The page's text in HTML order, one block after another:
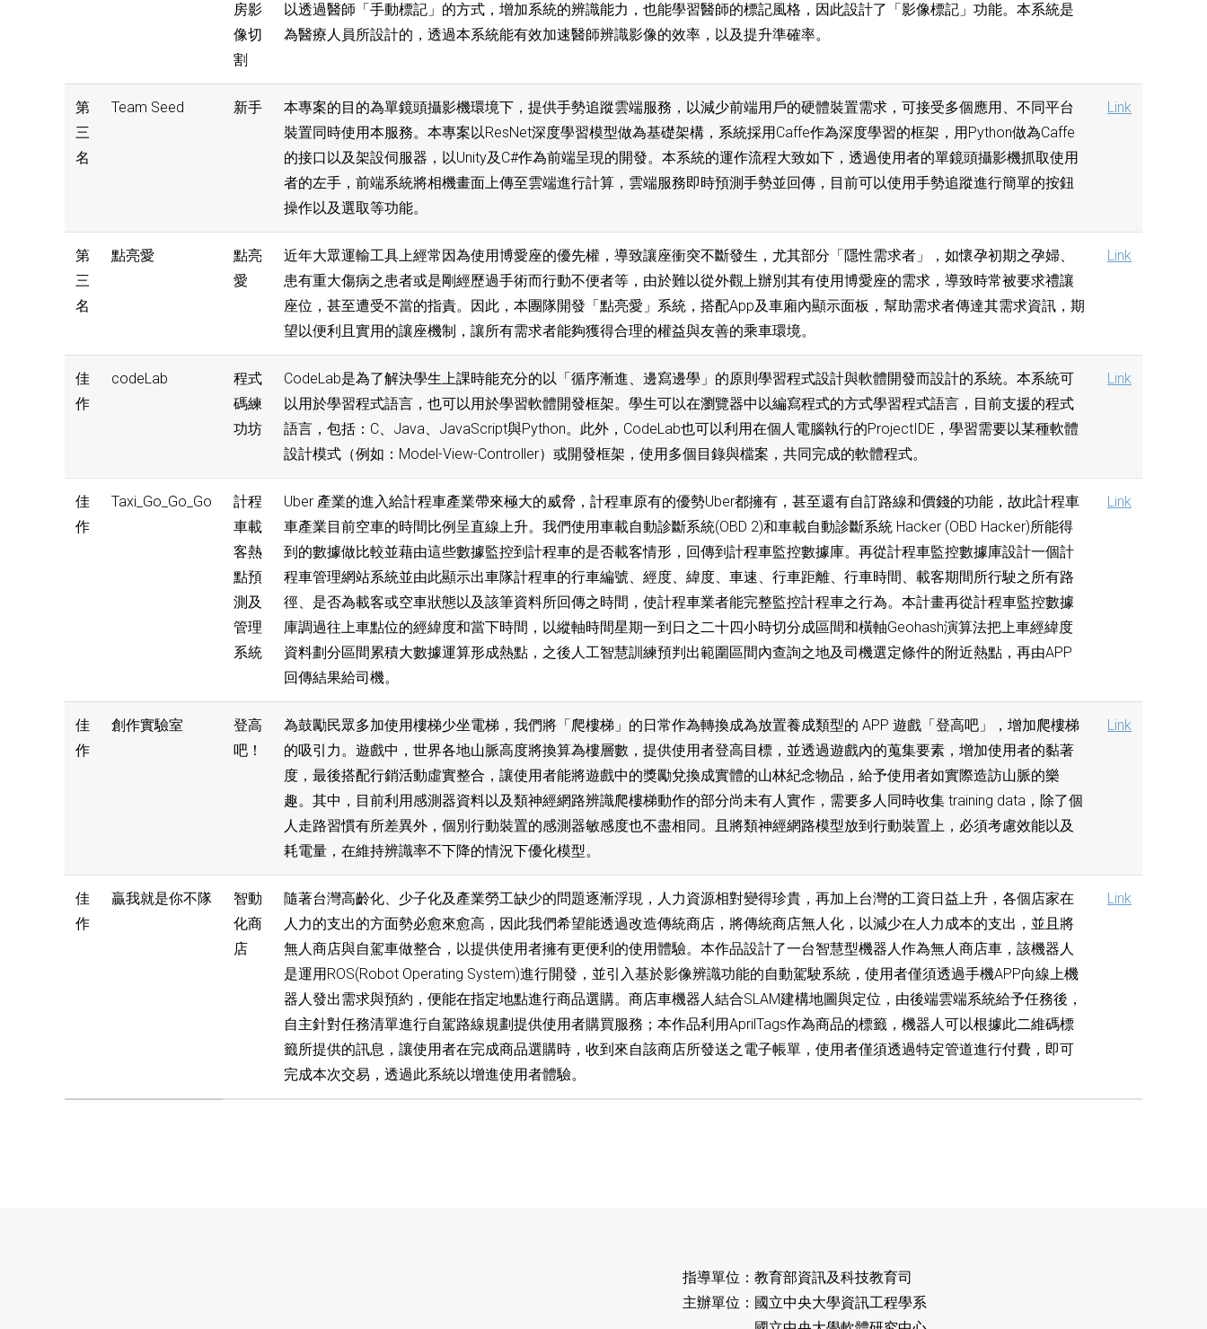
房影
像切
割
以透過醫師「手動標記」的方式，增加系統的辨識能力，也能學習醫師的標記風格，因此設計了「影像標記」功能。本系統是
為醫療人員所設計的，透過本系統能有效加速醫師辨識影像的效率，以及提升準確率。
第
三
名
Team Seed 新手
本專案的目的為單鏡頭攝影機環境下，提供手勢追蹤雲端服務，以減少前端用戶的硬體裝置需求，可接受多個應用、不同平台
裝置同時使用本服務。本專案以ResNet深度學習模型做為基礎架構，系統採用Caffe作為深度學習的框架，用Python做為Caffe
的接口以及架設伺服器，以Unity及C#作為前端呈現的開發。本系統的運作流程大致如下，透過使用者的單鏡頭攝影機抓取使用
者的左手，前端系統將相機畫面上傳至雲端進行計算，雲端服務即時預測手勢並回傳，目前可以使用手勢追蹤進行簡單的按鈕
操作以及選取等功能。
Link
第
三
名
點亮愛
點亮
愛
近年大眾運輸工具上經常因為使用博愛座的優先權，導致讓座衝突不斷發生，尤其部分「隱性需求者」，如懷孕初期之孕婦、
患有重大傷病之患者或是剛經歷過手術而行動不便者等，由於難以從外觀上辦別其有使用博愛座的需求，導致時常被要求禮讓
座位，甚至遭受不當的指責。因此，本團隊開發「點亮愛」系統，搭配App及車廂內顯示面板，幫助需求者傳達其需求資訊，期
望以便利且實用的讓座機制，讓所有需求者能夠獲得合理的權益與友善的乘車環境。
Link
佳
作
codeLab
程式
碼練
功坊
CodeLab是為了解決學生上課時能充分的以「循序漸進、邊寫邊學」的原則學習程式設計與軟體開發而設計的系統。本系統可
以用於學習程式語言，也可以用於學習軟體開發框架。學生可以在瀏覽器中以編寫程式的方式學習程式語言，目前支援的程式
語言，包括：C、Java、JavaScript與Python。此外，CodeLab也可以利用在個人電腦執行的ProjectIDE，學習需要以某種軟體
設計模式（例如：Model-View-Controller）或開發框架，使用多個目錄與檔案，共同完成的軟體程式。
Link
佳
作
Taxi_Go_Go_Go
計程
車載
客熱
點預
測及
管理
系統
Uber 產業的進入給計程車產業帶來極大的威脅，計程車原有的優勢Uber都擁有，甚至還有自訂路線和價錢的功能，故此計程車
車產業目前空車的時間比例呈直線上升。我們使用車載自動診斷系統(OBD 2)和車載自動診斷系統 Hacker (OBD Hacker)所能得
到的數據做比較並藉由這些數據監控到計程車的是否載客情形，回傳到計程車監控數據庫。再從計程車監控數據庫設計一個計
程車管理網站系統並由此顯示出車隊計程車的行車編號、經度、緯度、車速、行車距離、行車時間、載客期間所行駛之所有路
徑、是否為載客或空車狀態以及該筆資料所回傳之時間，使計程車業者能完整監控計程車之行為。本計畫再從計程車監控數據
庫調過往上車點位的經緯度和當下時間，以縱軸時間星期一到日之二十四小時切分成區間和橫軸Geohash演算法把上車經緯度
資料劃分區間累積大數據運算形成熱點，之後人工智慧訓練預判出範圍區間內查詢之地及司機選定條件的附近熱點，再由APP
回傳結果給司機。
Link
佳
作
創作實驗室
登高
吧！
為鼓勵民眾多加使用樓梯少坐電梯，我們將「爬樓梯」的日常作為轉換成為放置養成類型的 APP 遊戲「登高吧」，增加爬樓梯
的吸引力。遊戲中，世界各地山脈高度將換算為樓層數，提供使用者登高目標，並透過遊戲內的蒐集要素，增加使用者的黏著
度，最後搭配行銷活動虛實整合，讓使用者能將遊戲中的獎勵兌換成實體的山林紀念物品，給予使用者如實際造訪山脈的樂
趣。其中，目前利用感測器資料以及類神經網路辨識爬樓梯動作的部分尚未有人實作，需要多人同時收集 training data，除了個
人走路習慣有所差異外，個別行動裝置的感測器敏感度也不盡相同。且將類神經網路模型放到行動裝置上，必須考慮效能以及
耗電量，在維持辨識率不下降的情況下優化模型。
Link
佳
作
贏我就是你不隊
智動
化商
店
隨著台灣高齡化、少子化及產業勞工缺少的問題逐漸浮現，人力資源相對變得珍貴，再加上台灣的工資日益上升，各個店家在
人力的支出的方面勢必愈來愈高，因此我們希望能透過改造傳統商店，將傳統商店無人化，以減少在人力成本的支出，並且將
無人商店與自駕車做整合，以提供使用者擁有更便利的使用體驗。本作品設計了一台智慧型機器人作為無人商店車，該機器人
是運用ROS(Robot Operating System)進行開發，並引入基於影像辨識功能的自動駕駛系統，使用者僅須透過手機APP向線上機
器人發出需求與預約，便能在指定地點進行商品選購。商店車機器人結合SLAM建構地圖與定位，由後端雲端系統給予任務後，
自主針對任務清單進行自駕路線規劃提供使用者購買服務；本作品利用AprilTags作為商品的標籤，機器人可以根據此二維碼標
籤所提供的訊息，讓使用者在完成商品選購時，收到來自該商店所發送之電子帳單，使用者僅須透過特定管道進行付費，即可
完成本次交易，透過此系統以增進使用者體驗。
Link
指導單位：教育部資訊及科技教育司
主辦單位：國立中央大學資訊工程學系